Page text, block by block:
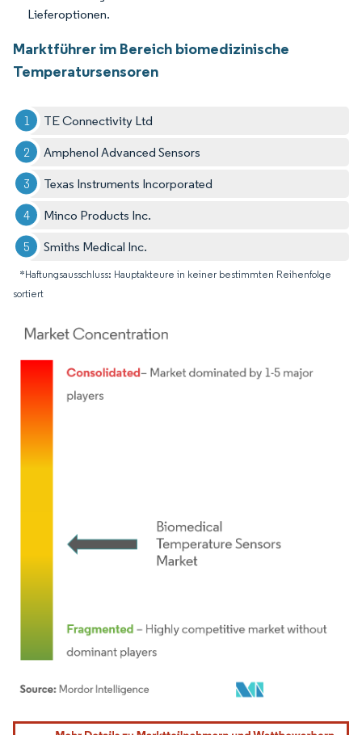
Lieferoptionen.
Marktführer im Bereich biomedizinische
Temperatursensoren
TE Connectivity Ltd
Amphenol Advanced Sensors
Texas Instruments Incorporated
Minco Products Inc.
Smiths Medical Inc.
*Haftungsausschluss: Hauptakteure in keiner bestimmten Reihenfolge
sortiert
Bild © Mordor Intelligence. Wiederverwendung erfordert Namensnennung gemäß